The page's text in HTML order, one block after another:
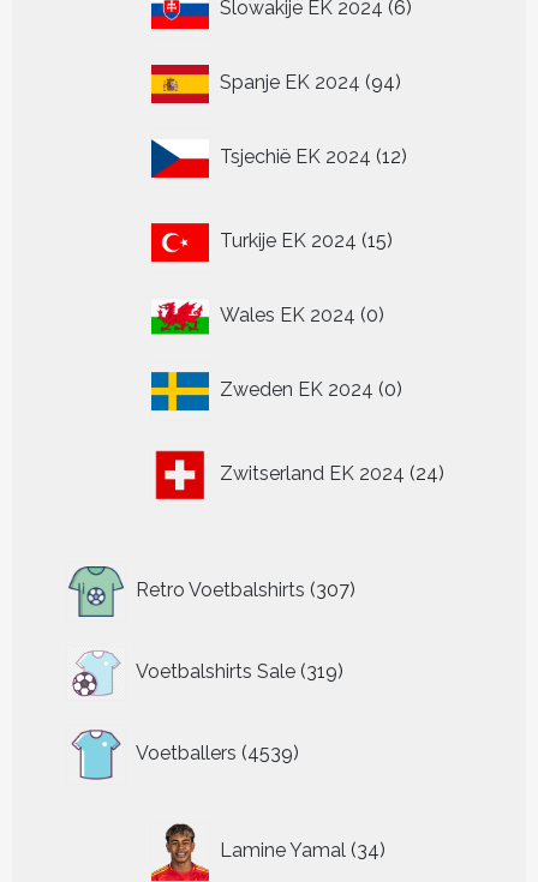
Slowakije EK 2024 6
producten
Spanje EK 2024 9494
Tsjechië EK 2024 12
producten
Turkije EK 2024 15
producten
Wales EK 2024 00
Zweden EK 2024 0
producten
Zwitserland EK 2024 24
producten
Retro Voetbalshirts 307
producten
Voetbalshirts Sale 319
319
producten
Voetballers 4539
producten
Lamine Yamal 34
producten